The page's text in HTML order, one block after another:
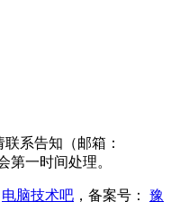
系告知（邮箱：
第一时间处理。
电脑技术吧 ，备案号： 豫